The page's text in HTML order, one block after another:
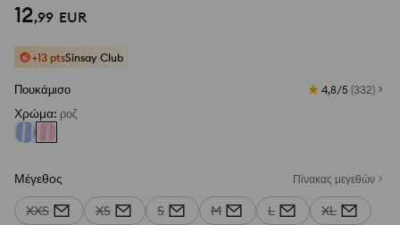
12,99 EUR
+13 ptsSinsay Club
Πουκάμισο 4,8/5 (332)
Χρώμα: ροζ
Μέγεθος Πίνακας μεγεθών
XXS XS S M L
XL